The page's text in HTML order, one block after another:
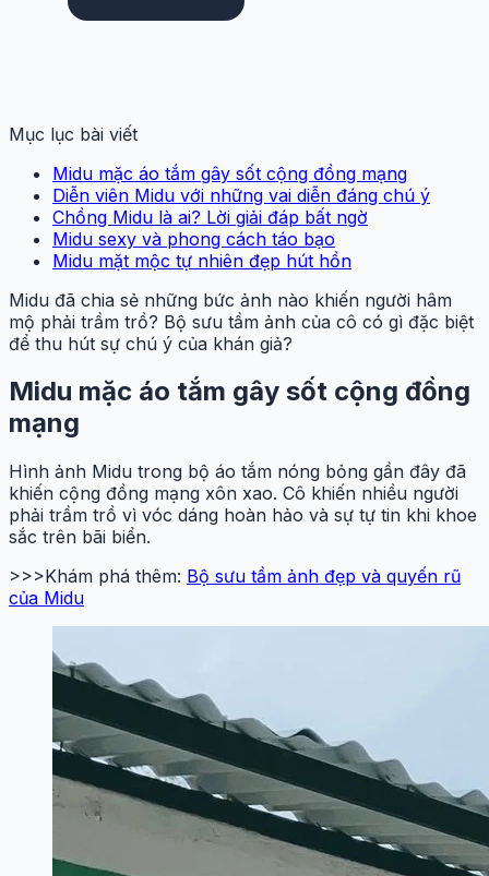
Mục lục bài viết
Midu mặc áo tắm gây sốt cộng đồng mạng
Diễn viên Midu với những vai diễn đáng chú ý
Chồng Midu là ai? Lời giải đáp bất ngờ
Midu sexy và phong cách táo bạo
Midu mặt mộc tự nhiên đẹp hút hồn
Midu đã chia sẻ những bức ảnh nào khiến người hâm
mộ phải trầm trồ? Bộ sưu tầm ảnh của cô có gì đặc biệt
để thu hút sự chú ý của khán giả?
Midu mặc áo tắm gây sốt cộng đồng
mạng
Hình ảnh Midu trong bộ áo tắm nóng bỏng gần đây đã
khiến cộng đồng mạng xôn xao. Cô khiến nhiều người
phải trầm trồ vì vóc dáng hoàn hảo và sự tự tin khi khoe
sắc trên bãi biển.
>>>Khám phá thêm: Bộ sưu tầm ảnh đẹp và quyến rũ
của Midu